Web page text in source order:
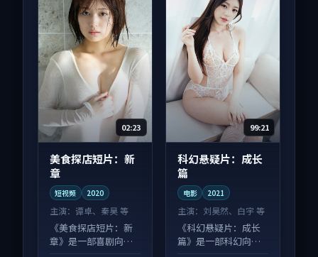
02:23
美食探店短片：新
章
短视频 2020
主演： 谭卓、秦昊 等
《美食探店短片：新
章》是一部喜剧向短
99:21
科幻悬疑片：成长
篇
电影 2021
主演： 刘昊然、白宇 等
《科幻悬疑片：成长
篇》是一部科幻向电